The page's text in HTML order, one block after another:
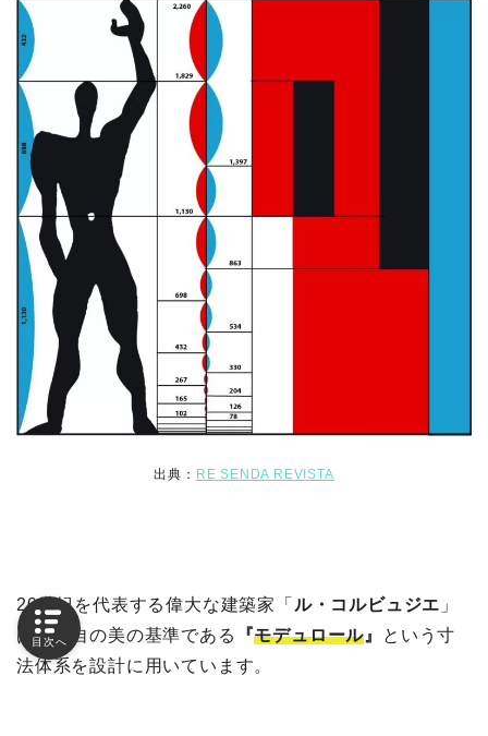
出典： RE SENDA REVISTA
20世紀を代表する偉大な建築家「 ル・コルビュジエ 」
は、独自の美の基準である
『モデュロール』
という寸
法体系を設計に用いています。
目次へ